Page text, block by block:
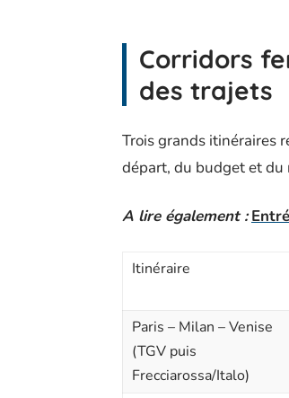
Corridors
des trajets
Trois grands itinéraires
départ, du budget et du
A lire également :
Itinéraire
Paris – Milan – Venise
(TGV puis
Frecciarossa/Italo)